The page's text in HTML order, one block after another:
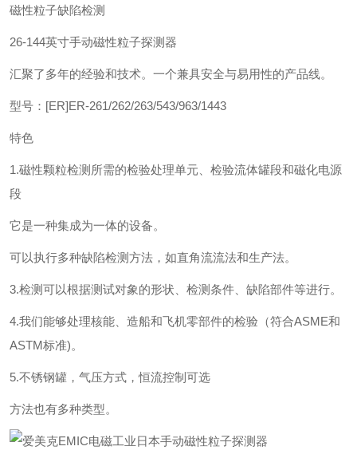
磁性粒子缺陷检测
26-144英寸手动磁性粒子探测器
汇聚了多年的经验和技术。一个兼具安全与易用性的产品线。
型号：[ER]ER-261/262/263/543/963/1443
特色
1.磁性颗粒检测所需的检验处理单元、检验流体罐段和磁化电源
段
它是一种集成为一体的设备。
可以执行多种缺陷检测方法，如直角流流法和生产法。
3.检测可以根据测试对象的形状、检测条件、缺陷部件等进行。
4.我们能够处理核能、造船和飞机零部件的检验（符合ASME和
ASTM标准)。
5.不锈钢罐，气压方式，恒流控制可选
方法也有多种类型。